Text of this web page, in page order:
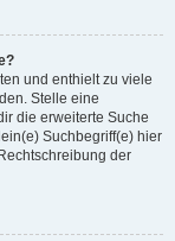
und enthielt zu viele
Stelle eine
die erweiterte Suche
Suchbegriff(e) hier
der